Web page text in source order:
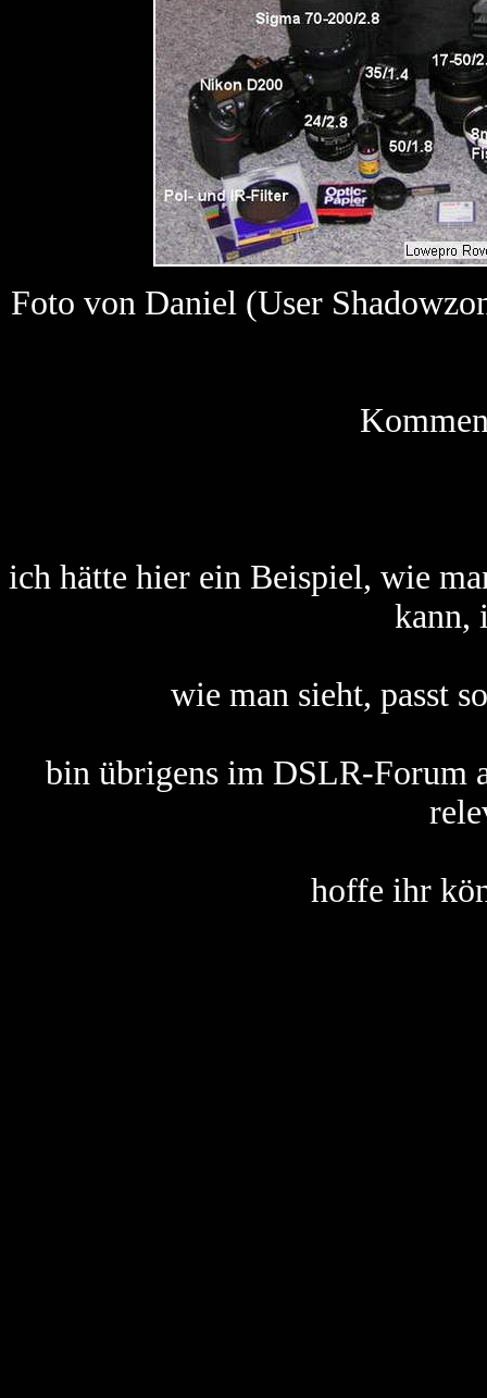
Foto von Daniel (User
ich hätte hier ein Beispiel, wie
kann,
wie man sieht, passt
bin übrigens im DSLR-Forum
hoffe ihr